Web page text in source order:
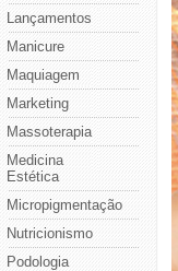
Lançamentos
Manicure
Maquiagem
Marketing
Massoterapia
Medicina
Estética
Micropigmentação
Nutricionismo
Podologia